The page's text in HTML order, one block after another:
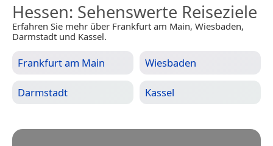
Hessen: Sehenswerte Reiseziele
Erfahren Sie mehr über Frankfurt am Main, Wiesbaden,
Darmstadt und Kassel.
Frankfurt am Main Wiesbaden
Darmstadt Kassel